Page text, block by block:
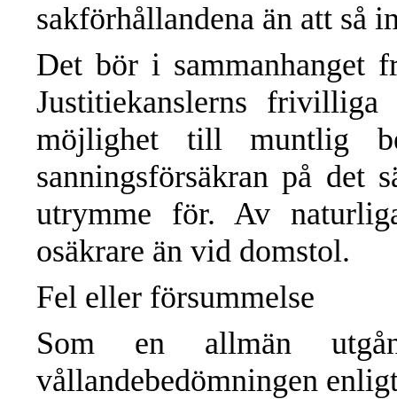
sakförhållandena än att så
Det bör i sammanhanget
Justitiekanslerns
möjlighet till muntlig
sanningsförsäkran på det
utrymme för. Av
osäkrare än vid domstol.
Fel eller försummelse
Som en allmän
vållandebedömningen